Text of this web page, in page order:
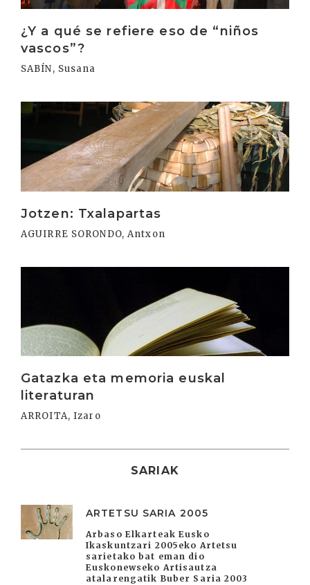
¿Y a qué se refiere eso de “niños
vascos”?
SABÍN, Susana
Jotzen: Txalapartas
AGUIRRE SORONDO, Antxon
Irakurri
Gatazka eta memoria euskal
literaturan
ARROITA, Izaro
SARIAK
ARTETSU SARIA 2005
Arbaso Elkarteak Eusko
Ikaskuntzari 2005eko Artetsu
sarietako bat eman dio
Euskonewseko Artisautza
atalarengatik Buber Saria 2003